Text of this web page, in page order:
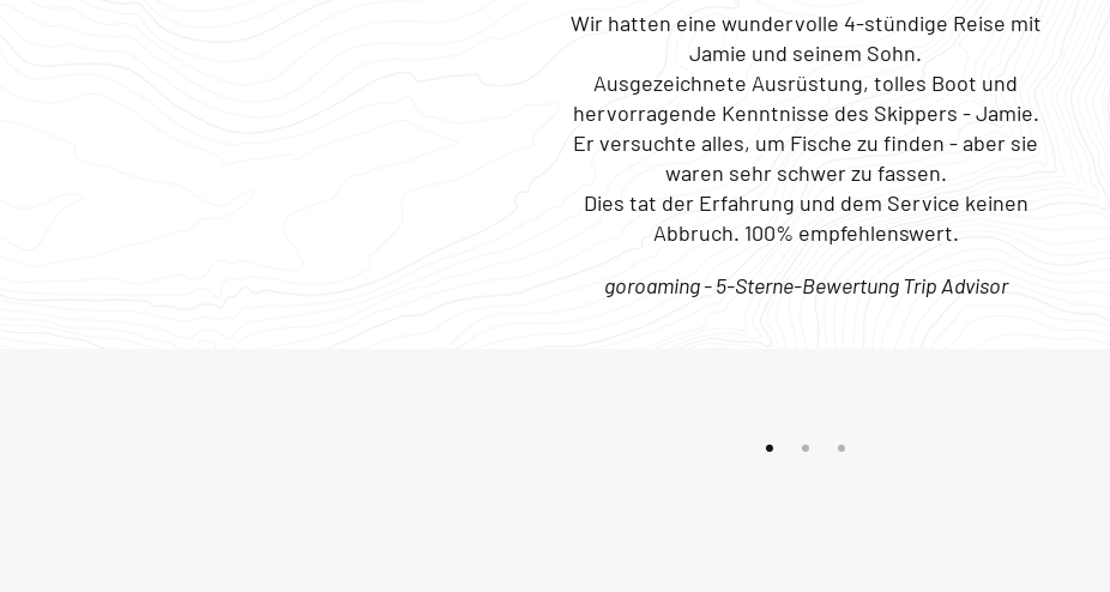
Wir hatten eine wundervolle 4-stündige Reise mit
Jamie und seinem Sohn.
Ausgezeichnete Ausrüstung, tolles Boot und
hervorragende Kenntnisse des Skippers - Jamie.
Er versuchte alles, um Fische zu finden - aber sie
waren sehr schwer zu fassen.
Dies tat der Erfahrung und dem Service keinen
Abbruch. 100% empfehlenswert.
goroaming - 5-Sterne-Bewertung Trip Advisor